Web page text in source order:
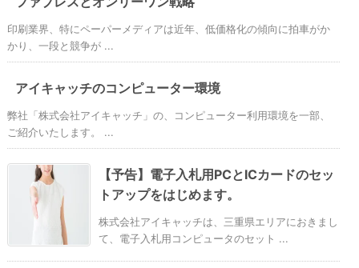
印刷業界、特にペーパーメディアは近年、低価格化の傾向に拍車がか
かり、一段と競争が ...
アイキャッチのコンピューター環境
弊社「株式会社アイキャッチ」の、コンピューター利用環境を一部、
ご紹介いたします。 ...
【予告】電子入札用PCとICカードのセッ
トアップをはじめます。
株式会社アイキャッチは、三重県エリアにおきまし
て、電子入札用コンピュータのセット ...